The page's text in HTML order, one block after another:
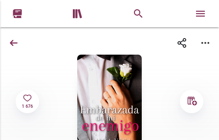
 
1 676